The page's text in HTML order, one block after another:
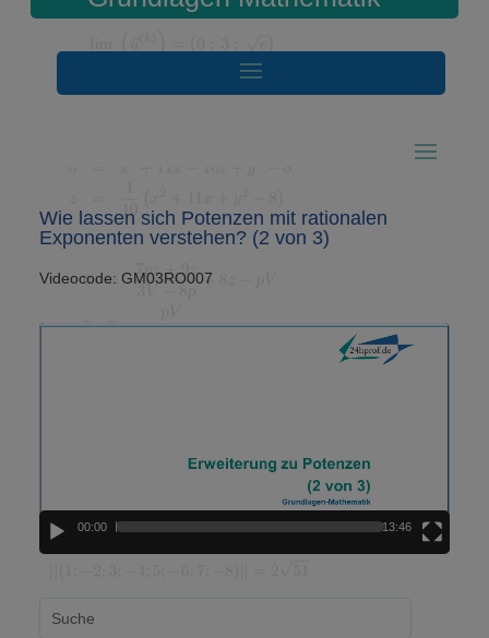
Wie lassen sich Potenzen mit rationalen
Exponenten verstehen? (2 von 3)
Videocode: GM03RO007
00:00 13:46